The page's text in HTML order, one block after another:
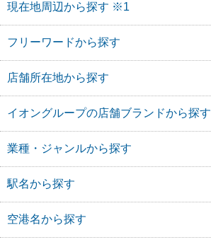
現在地周辺から探す ※1
フリーワードから探す
店舗所在地から探す
イオングループの店舗ブランドから探す
業種・ジャンルから探す
駅名から探す
空港名から探す